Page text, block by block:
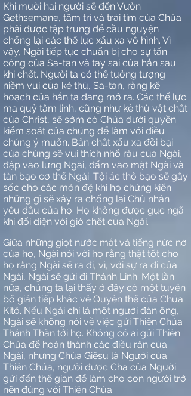
Khi mười hai người sẽ đến Vườn
Gethsemane, tâm trí và trái tim của Chúa
phải được tập trung để cầu nguyện
chống lại các thế lực xấu xa vô hình. Vì
vậy, Ngài tiếp tục chuẩn bị cho sự tấn
công của Sa-tan và tay sai của hắn sau
khi chết. Người ta có thể tưởng tượng
niềm vui của kẻ thù, Sa-tan, rằng kế
hoạch của hắn ta đang mở ra. Các thế lực
ma quỷ tâm linh, cũng như kẻ thù vật chất
của Christ, sẽ sớm có Chúa dưới quyền
kiểm soát của chúng để làm với điều
chúng ý muốn. Bản chất xấu xa đồi bại
của chúng sẽ vui thích nhổ râu của Ngài,
đập vào lưng Ngài, đấm vào mặt Ngài và
tàn bạo cơ thể Ngài. Tội ác thô bạo sẽ gây
sốc cho các môn đệ khi họ chứng kiến
những gì sẽ xảy ra chống lại Chủ nhân
yêu dấu của họ. Họ không được gục ngã
khi đối diện với giờ chết của Ngài.
Giữa những giọt nước mắt và tiếng nức nở
của họ, Ngài nói với họ rằng thật tốt cho
họ rằng Ngài sẽ ra đi, vì, với sự ra đi của
Ngài, Ngài sẽ gửi đi Thánh Linh. Một lần
nữa, chúng ta lại thấy ở đây có một tuyên
bố gián tiếp khác về Quyền thế của Chúa
Kitô. Nếu Ngài chỉ là một người đàn ông,
Ngài sẽ không nói về việc gửi Thiên Chúa
Thánh Thần tới họ. Không có ai gửi Thiên
Chúa để hoàn thành các điều răn của
Ngài, nhưng Chúa Giêsu là Người của
Thiên Chúa, người được Cha của Người
gửi đến thế gian để làm cho con người trở
nên đúng với Thiên Chúa.